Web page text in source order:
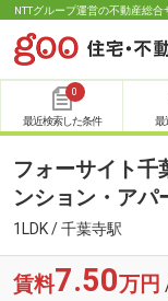
NTTグループ運営の不動産総
0
最近検索した条件 最
フォーサイト千
ンション・アパ
1LDK / 千葉寺駅
賃料7.50万円